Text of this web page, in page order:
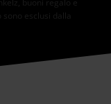
buoni regalo e
esclusi dalla